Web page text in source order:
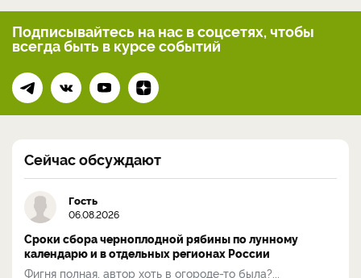
Подписывайтесь на нас в соцсетях, чтобы
всегдабыть в курсе событий
Сейчас обсуждают
Гость
06.08.2026
Сроки сбора черноплодной рябины по лунному
календарю и в отдельных регионах России
Фигня полная, автор хоть в огороде-то была?...